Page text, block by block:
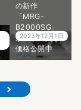
の新作
「MRG-
B2000SG」
が登場！買取
価格公開中
2023年12月1日